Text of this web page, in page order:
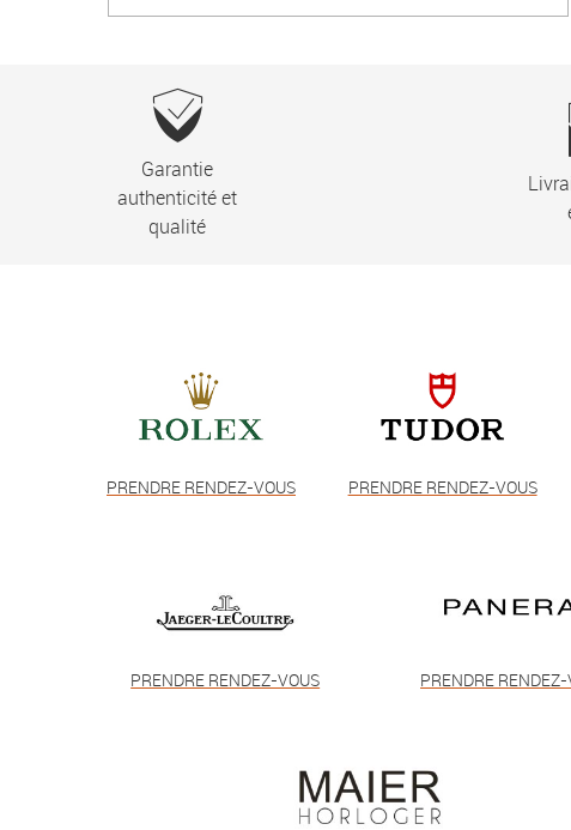
Garantie
authenticité et
qualité
PRENDRE RENDEZ-VOUS PRENDRE RENDEZ-VOUS
PRENDRE RENDEZ-VOUS PRENDRE RENDEZ-